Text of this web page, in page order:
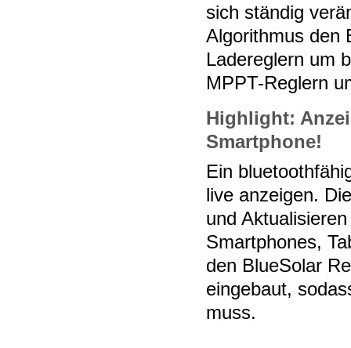
sich ständig
Algorithmus den
Ladereglern um
MPPT-Reglern
Highlight:
Smartphone!
Ein
live anzeigen.
und
Smartphones,
den BlueSolar
eingebaut,
muss.